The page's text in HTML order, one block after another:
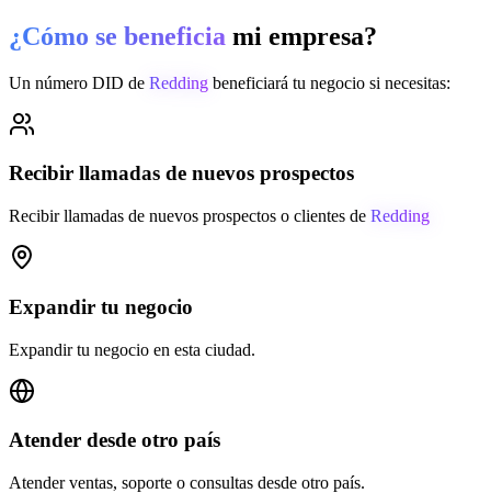
¿Cómo se beneficia mi empresa?
Un número DID de Redding beneficiará tu negocio si necesitas:
Recibir llamadas de nuevos prospectos
Recibir llamadas de nuevos prospectos o clientes de Redding
Expandir tu negocio
Expandir tu negocio en esta ciudad.
Atender desde otro país
Atender ventas, soporte o consultas desde otro país.